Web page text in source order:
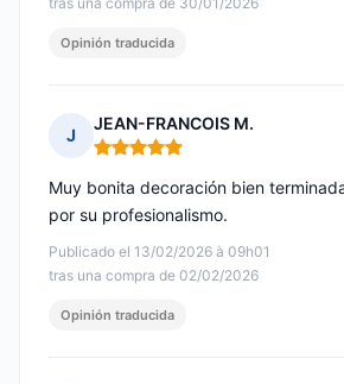
Opinión traducida
J
JEAN-FRANCOIS M.
Nota: 5 de 5
Publicado el 13/02/2026 à 09h01
tras una compra de 02/02/2026
Muy bonita decoración bien
por su profesionalismo.
Opinión traducida